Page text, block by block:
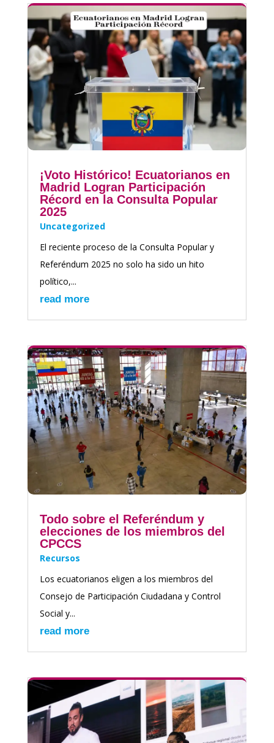
¡Voto Histórico! Ecuatorianos en
Madrid Logran Participación
Récord en la Consulta Popular
2025
Uncategorized
El reciente proceso de la Consulta Popular y
Referéndum 2025 no solo ha sido un hito
político,...
read more
Todo sobre el Referéndum y
elecciones de los miembros del
CPCCS
Recursos
Los ecuatorianos eligen a los miembros del
Consejo de Participación Ciudadana y Control
Social y...
read more